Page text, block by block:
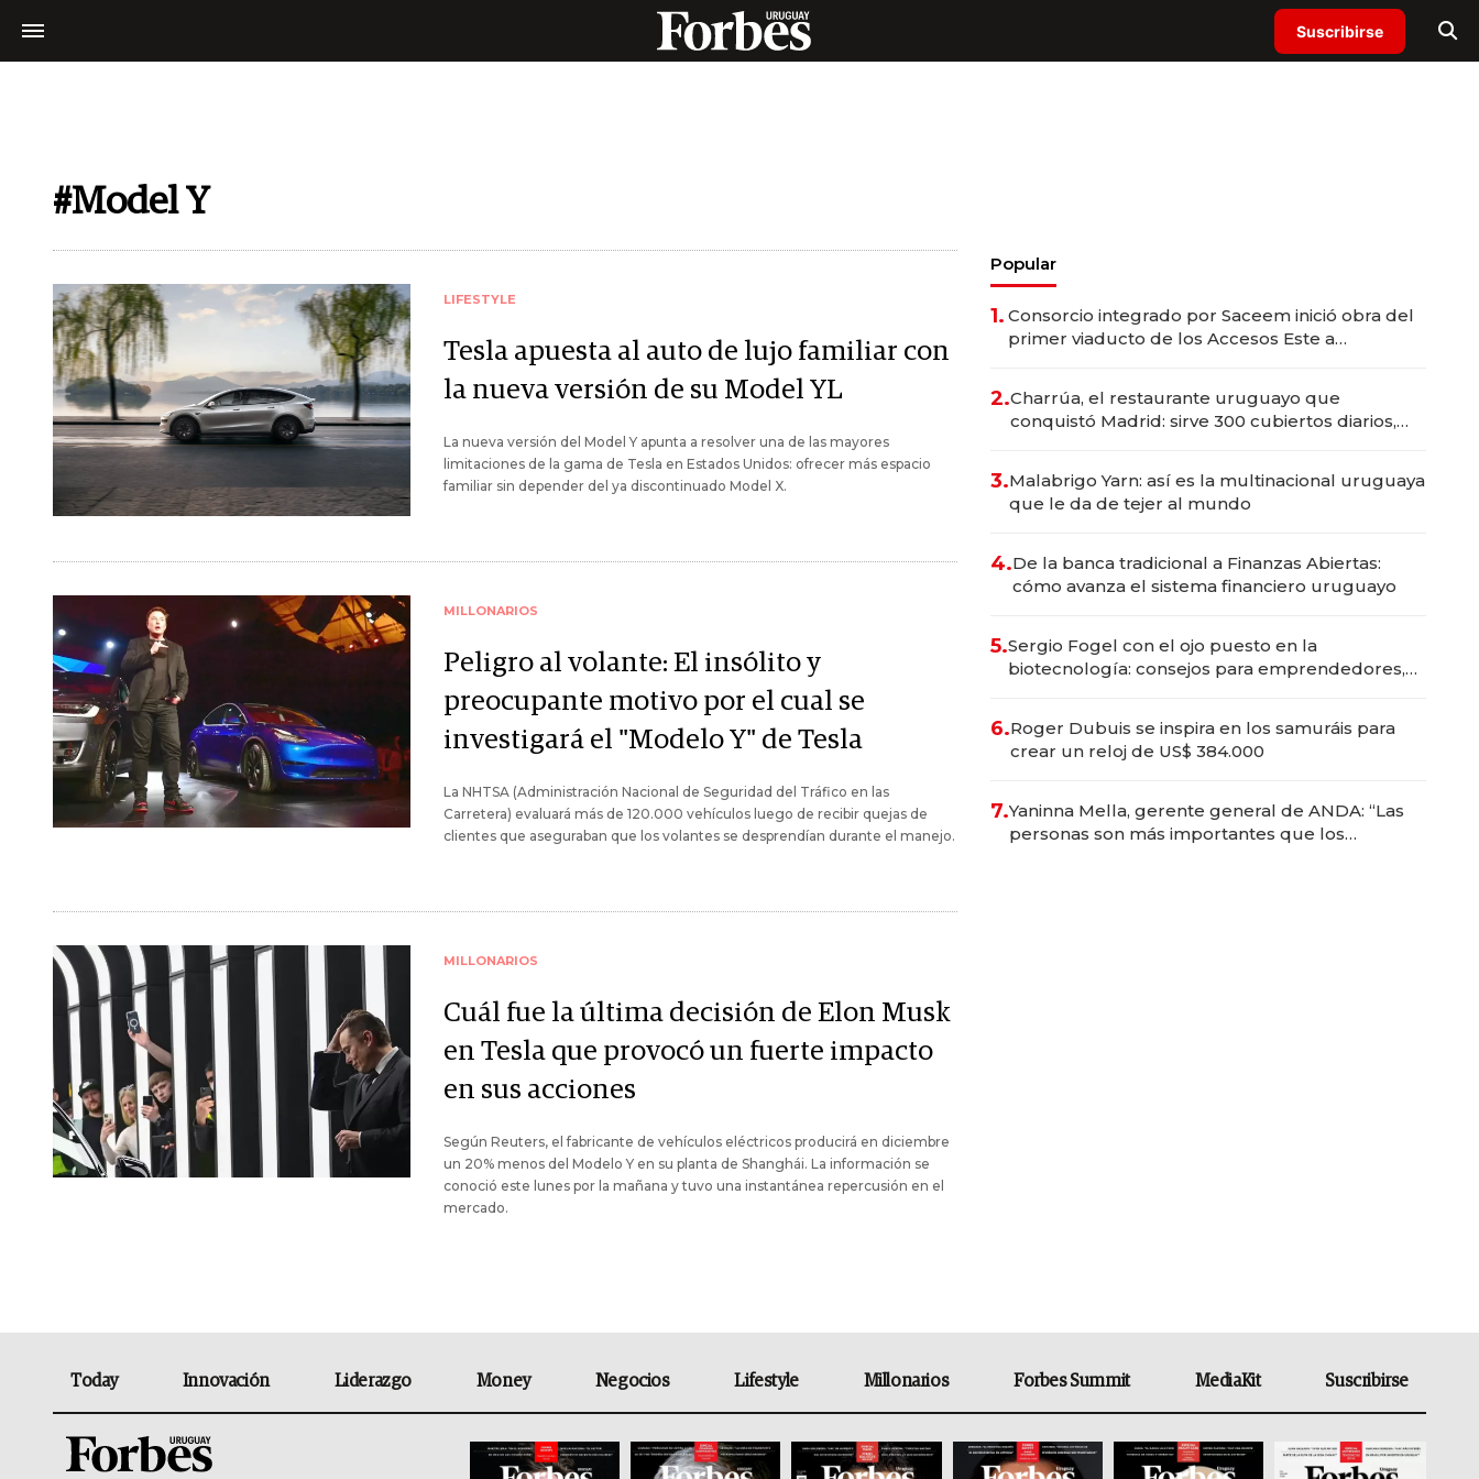
Suscribirse
#Model Y
LIFESTYLE
Tesla apuesta al auto de lujo familiar con
la nueva versión de su Model YL
La nueva versión del Model Y apunta a resolver una de las mayores
limitaciones de la gama de Tesla en Estados Unidos: ofrecer más espacio
familiar sin depender del ya discontinuado Model X.
MILLONARIOS
Peligro al volante: El insólito y
preocupante motivo por el cual se
investigará el "Modelo Y" de Tesla
La NHTSA (Administración Nacional de Seguridad del Tráfico en las
Carretera) evaluará más de 120.000 vehículos luego de recibir quejas de
clientes que aseguraban que los volantes se desprendían durante el manejo.
MILLONARIOS
Cuál fue la última decisión de Elon Musk
en Tesla que provocó un fuerte impacto
en sus acciones
Según Reuters, el fabricante de vehículos eléctricos producirá en diciembre
un 20% menos del Modelo Y en su planta de Shanghái. La información se
conoció este lunes por la mañana y tuvo una instantánea repercusión en el
mercado.
Popular
1. Consorcio integrado por Saceem inició obra del
primer viaducto de los Accesos Este a
2.Charrúa, el restaurante uruguayo que
conquistó Madrid: sirve 300 cubiertos diarios,
3.Malabrigo Yarn: así es la multinacional uruguaya
que le da de tejer al mundo
4.De la banca tradicional a Finanzas Abiertas:
cómo avanza el sistema financiero uruguayo
5.Sergio Fogel con el ojo puesto en la
biotecnología: consejos para emprendedores,
6.Roger Dubuis se inspira en los samuráis para
crear un reloj de US$ 384.000
7.Yaninna Mella, gerente general de ANDA: “Las
personas son más importantes que los
Today Innovación Liderazgo Money Negocios Lifestyle Millonarios Forbes Summit MediaKit Suscribirse